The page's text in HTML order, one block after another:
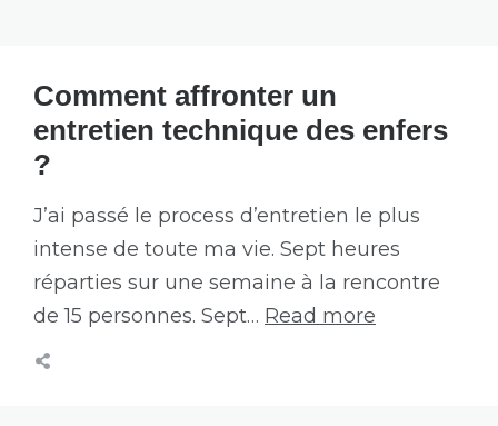
Comment affronter un
entretien technique des enfers
?
J’ai passé le process d’entretien le plus
intense de toute ma vie. Sept heures
réparties sur une semaine à la rencontre
de 15 personnes. Sept… Read more